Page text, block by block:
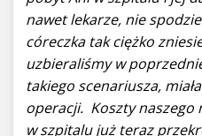
nawet lekarze, nie
córeczka tak ciężko
uzbieraliśmy w
takiego scenariusza,
operacji. Koszty
w szpitalu już teraz